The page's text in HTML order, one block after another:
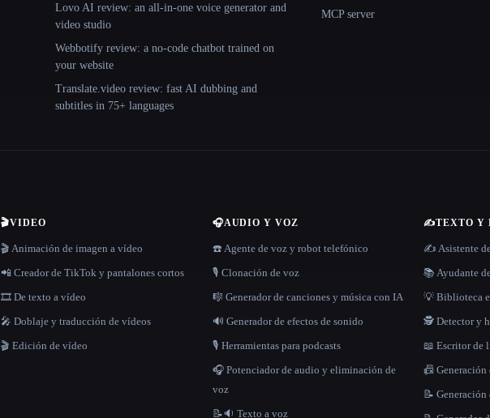
Lovo AI review: an all-in-one voice generator and
video studio
Webbotify review: a no-code chatbot trained on
your website
Translate.video review: fast AI dubbing and
subtitles in 75+ languages
MCP server
🎬VIDEO
🎬 Animación de imagen a vídeo
📲 Creador de TikTok y pantalones cortos
🎞️ De texto a vídeo
🎤 Doblaje y traducción de vídeos
🎬 Edición de vídeo
🎧AUDIO Y VOZ
☎️ Agente de voz y robot telefónico
🎙️ Clonación de voz
🎼 Generador de canciones y música con IA
🔊 Generador de efectos de sonido
🎙️ Herramientas para podcasts
🎧 Potenciador de audio y eliminación de
voz
📝🔉 Texto a voz
✍️TEXTO Y
✍️ Asistente
📚 Ayudante
💡 Biblioteca
🕵️ Detector y
📖 Escritor de
📠
📝